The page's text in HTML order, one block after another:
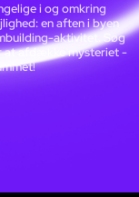
i og omkring
en aften i byen
aktivitet. Søg
at afdække mysteriet -